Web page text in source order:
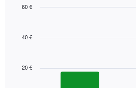
Das
die
with
Das
20 €
40 €
60 €